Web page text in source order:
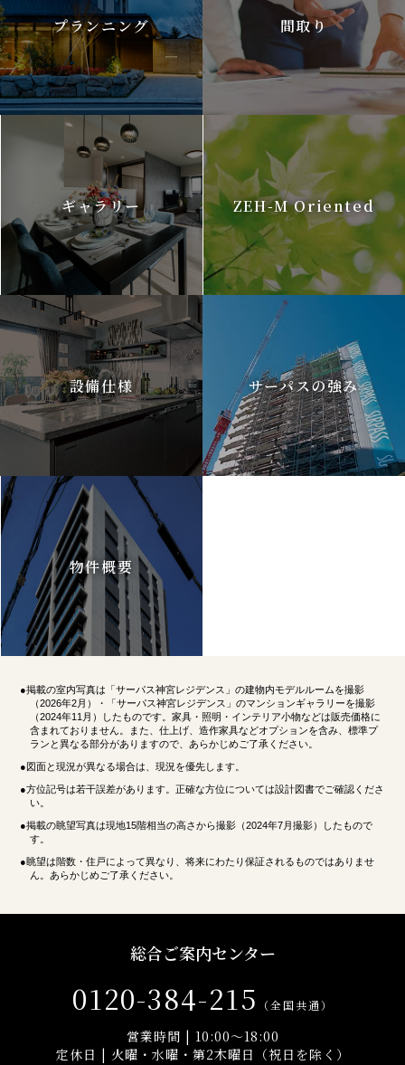
●掲載の室内写真は「サーパス神宮レジデンス」の建物内モデルルームを撮影
（2026年2月）・「サーパス神宮レジデンス」のマンションギャラリーを撮影
（2024年11月）したものです。家具・照明・インテリア小物などは販売価格に
含まれておりません。また、仕上げ、造作家具などオプションを含み、標準プ
ランと異なる部分がありますので、あらかじめご了承ください。
●図面と現況が異なる場合は、現況を優先します。
●方位記号は若干誤差があります。正確な方位については設計図書でご確認くださ
い。
●掲載の眺望写真は現地15階相当の高さから撮影（2024年7月撮影）したもので
す。
●眺望は階数・住戸によって異なり、将来にわたり保証されるものではありませ
ん。あらかじめご了承ください。
プランニング 間取り
ギャラリー ZEH-M Oriented
設備仕様 サーパスの強み
物件概要
総合ご案内センター
0120-384-215 （全国共通）
営業時間 | 10:00～18:00
定休日 | 火曜・水曜・第2木曜日（祝日を除く）